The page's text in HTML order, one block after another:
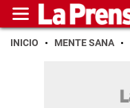
INICIO MENTE SANA